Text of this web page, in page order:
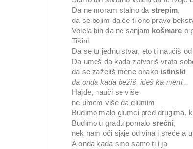
Da ne moram stalno da strepim,
da se bojim da će ti ono pravo
Volela bih da ne sanjam košmare o
Tišini.
Da se tu jednu stvar, eto ti naučiš od
Da umeš da kada zatvoriš vrata
da se zaželiš mene onako istinski
da onda kada bežiš, ideš ka meni...
Hajde, nauči se više
ne umem više da glumim
Budimo malo glumci pred drugima,
Budimo u gradu pomalo srećni,
nek nam oči sjaje od vina i sreće a
A onda kada smo samo ti i ja